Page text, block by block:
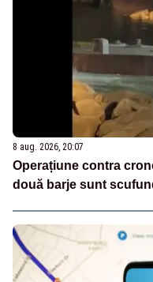
8 aug. 2026, 20:07
Operațiune contra
două barje sunt